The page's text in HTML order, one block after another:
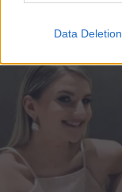
Data Deletion